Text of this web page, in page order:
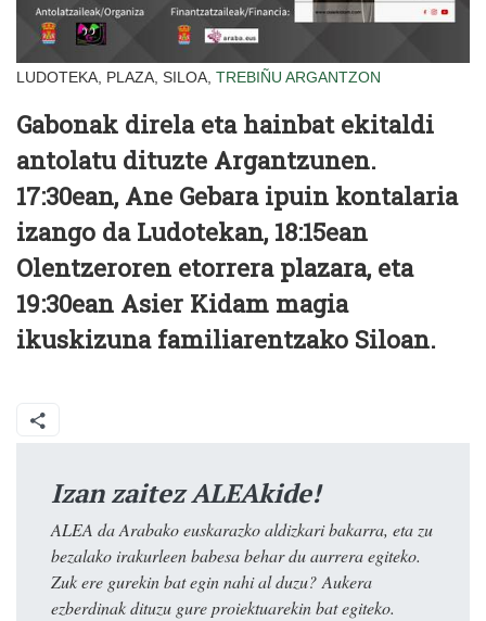
LUDOTEKA, PLAZA, SILOA, TREBIÑU ARGANTZON
Gabonak direla eta hainbat ekitaldi
antolatu dituzte Argantzunen.
17:30ean, Ane Gebara ipuin kontalaria
izango da Ludotekan, 18:15ean
Olentzeroren etorrera plazara, eta
19:30ean Asier Kidam magia
ikuskizuna familiarentzako Siloan.
Izan zaitez ALEAkide!
ALEA da Arabako euskarazko aldizkari bakarra, eta zu
bezalako irakurleen babesa behar du aurrera egiteko.
Zuk ere gurekin bat egin nahi al duzu? Aukera
ezberdinak dituzu gure proiektuarekin bat egiteko.